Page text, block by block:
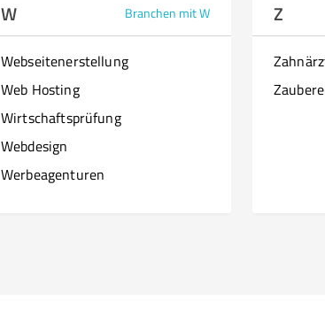
W Branchen mit W
Webseitenerstellung
Web Hosting
Wirtschaftsprüfung
Webdesign
Werbeagenturen
Z